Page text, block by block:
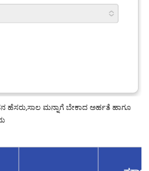
ಹೆಸರು,ಸಾಲ ಮನ್ನಾಗೆ ಬೇಕಾದ ಅರ್ಹತೆ ಹಾಗೂ